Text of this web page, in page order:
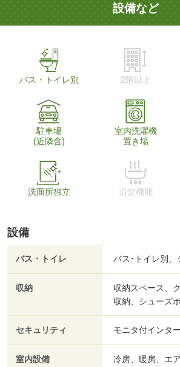
設備など
バス・トイレ別 2階以上
駐車場
(近隣含)
室内洗濯機
置き場
洗面所独立 追焚機能
設備
バス・トイレ バス･トイレ別、
収納
収納スペース、
収納、シューズ
セキュリティ モニタ付インタ
室内設備
冷房、暖房、エ